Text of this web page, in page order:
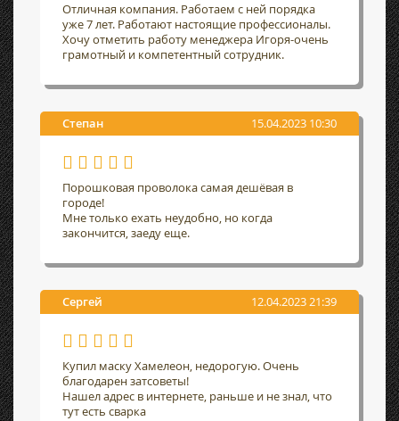
Отличная компания. Работаем с ней порядка
уже 7 лет. Работают настоящие профессионалы.
Хочу отметить работу менеджера Игоря-очень
грамотный и компетентный сотрудник.
Степан 15.04.2023 10:30
Порошковая проволока самая дешёвая в
городе!
Мне только ехать неудобно, но когда
закончится, заеду еще.
Сергей 12.04.2023 21:39
Купил маску Хамелеон, недорогую. Очень
благодарен затсоветы!
Нашел адрес в интернете, раньше и не знал, что
тут есть сварка